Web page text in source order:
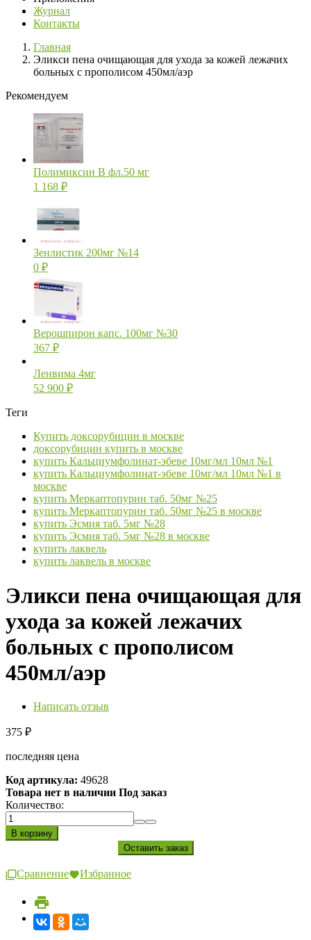
Журнал
Контакты
Главная
Эликси пена очищающая для ухода за кожей лежачих
больных с прополисом 450мл/аэр
Рекомендуем
Полимиксин В фл.50 мг
1 168 ₽
Зенлистик 200мг №14
0 ₽
Верошпирон капс. 100мг №30
367 ₽
Ленвима 4мг
52 900 ₽
Теги
Купить доксорубицин в москве
доксорубицин купить в москве
купить Кальциумфолинат-эбеве 10мг/мл 10мл №1
купить Кальциумфолинат-эбеве 10мг/мл 10мл №1 в
москве
купить Меркаптопурин таб. 50мг №25
купить Меркаптопурин таб. 50мг №25 в москве
купить Эсмия таб. 5мг №28
купить Эсмия таб. 5мг №28 в москве
купить лаквель
купить лаквель в москве
Эликси пена очищающая для
ухода за кожей лежачих
больных с прополисом
450мл/аэр
Написать отзыв
375 ₽
последняя цена
Код артикула: 49628
Товара нет в наличии Под заказ
Количество:
Сравнение Избранное